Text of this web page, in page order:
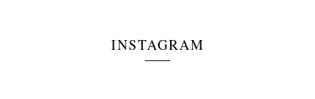
INSTAGRAM